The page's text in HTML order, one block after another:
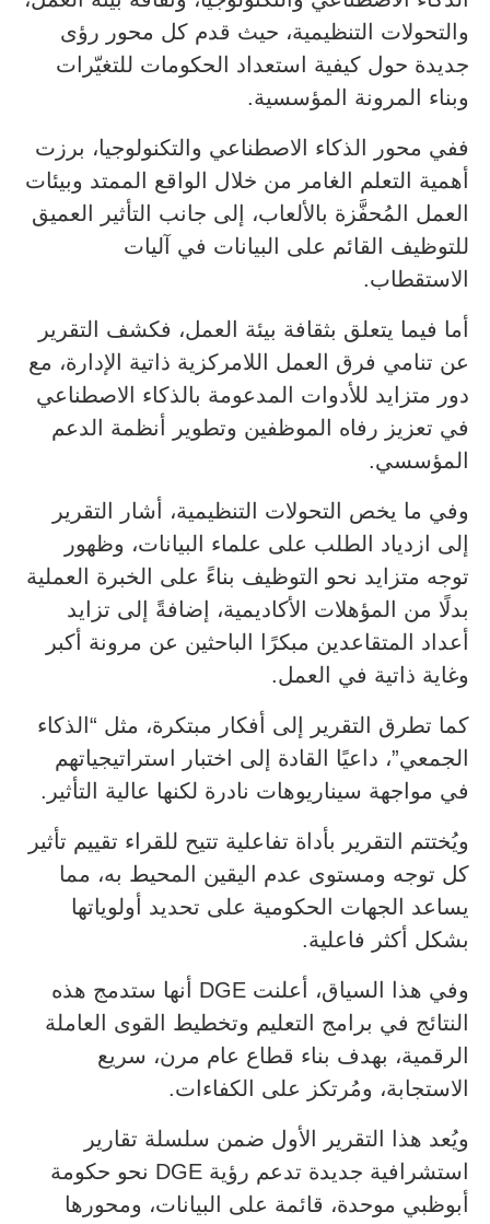
والتحولات التنظيمية، حيث قدم كل محور رؤى
جديدة حول كيفية استعداد الحكومات للتغيّرات
وبناء المرونة المؤسسية.
ففي محور الذكاء الاصطناعي والتكنولوجيا، برزت
أهمية التعلم الغامر من خلال الواقع الممتد وبيئات
العمل المُحفَّزة بالألعاب، إلى جانب التأثير العميق
للتوظيف القائم على البيانات في آليات
الاستقطاب.
أما فيما يتعلق بثقافة بيئة العمل، فكشف التقرير
عن تنامي فرق العمل اللامركزية ذاتية الإدارة، مع
دور متزايد للأدوات المدعومة بالذكاء الاصطناعي
في تعزيز رفاه الموظفين وتطوير أنظمة الدعم
المؤسسي.
وفي ما يخص التحولات التنظيمية، أشار التقرير
إلى ازدياد الطلب على علماء البيانات، وظهور
توجه متزايد نحو التوظيف بناءً على الخبرة العملية
بدلًا من المؤهلات الأكاديمية، إضافةً إلى تزايد
أعداد المتقاعدين مبكرًا الباحثين عن مرونة أكبر
وغاية ذاتية في العمل.
كما تطرق التقرير إلى أفكار مبتكرة، مثل “الذكاء
الجمعي”، داعيًا القادة إلى اختبار استراتيجياتهم
في مواجهة سيناريوهات نادرة لكنها عالية التأثير.
ويُختتم التقرير بأداة تفاعلية تتيح للقراء تقييم تأثير
كل توجه ومستوى عدم اليقين المحيط به، مما
يساعد الجهات الحكومية على تحديد أولوياتها
بشكل أكثر فاعلية.
وفي هذا السياق، أعلنت DGE أنها ستدمج هذه
النتائج في برامج التعليم وتخطيط القوى العاملة
الرقمية، بهدف بناء قطاع عام مرن، سريع
الاستجابة، ومُرتكز على الكفاءات.
ويُعد هذا التقرير الأول ضمن سلسلة تقارير
استشرافية جديدة تدعم رؤية DGE نحو حكومة
أبوظبي موحدة، قائمة على البيانات، ومحورها